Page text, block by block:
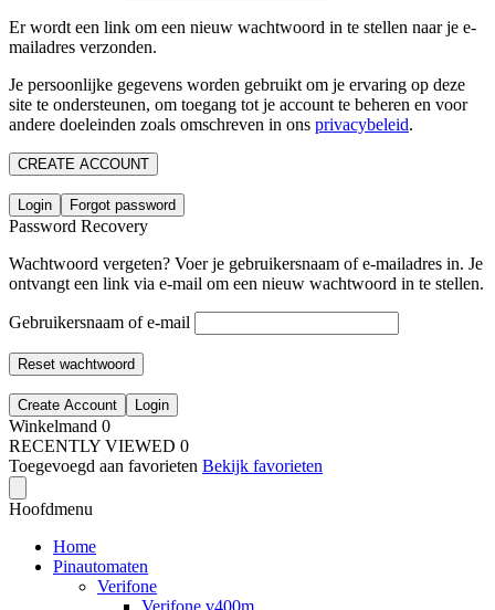
Er wordt een link om een nieuw wachtwoord in te stellen naar je e-
mailadres verzonden.
Je persoonlijke gegevens worden gebruikt om je ervaring op deze
site te ondersteunen, om toegang tot je account te beheren en voor
andere doeleinden zoals omschreven in ons privacybeleid.
CREATE ACCOUNT
Login Forgot password
Password Recovery
Wachtwoord vergeten? Voer je gebruikersnaam of e-mailadres in. Je
ontvangt een link via e-mail om een nieuw wachtwoord in te stellen.
Gebruikersnaam of e-mail
Reset wachtwoord
Create Account Login
Winkelmand 0
RECENTLY VIEWED 0
Toegevoegd aan favorieten Bekijk favorieten
Hoofdmenu
Home
Pinautomaten
Verifone
Verifone v400m